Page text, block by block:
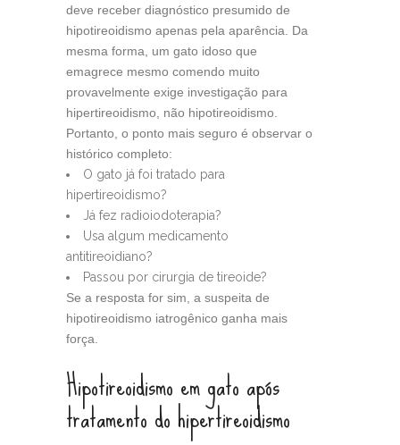
deve receber diagnóstico presumido de
hipotireoidismo apenas pela aparência. Da
mesma forma, um gato idoso que
emagrece mesmo comendo muito
provavelmente exige investigação para
hipertireoidismo, não hipotireoidismo.
Portanto, o ponto mais seguro é observar o
histórico completo:
O gato já foi tratado para
hipertireoidismo?
Já fez radioiodoterapia?
Usa algum medicamento
antitireoidiano?
Passou por cirurgia de tireoide?
Se a resposta for sim, a suspeita de
hipotireoidismo iatrogênico ganha mais
força.
Hipotireoidismo em gato após
tratamento do hipertireoidismo